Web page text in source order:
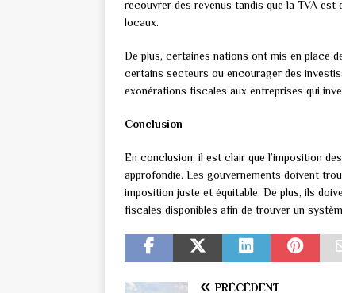
recouvrer des revenus tandis que la TVA
locaux.
De plus, certaines nations ont mis en place
certains secteurs ou encourager des
exonérations fiscales aux entreprises qui
Conclusion
En conclusion, il est clair que l’imposition
approfondie. Les gouvernements doivent
imposition juste et équitable. De plus, ils
fiscales disponibles afin de trouver un
PRÉCÉDENT